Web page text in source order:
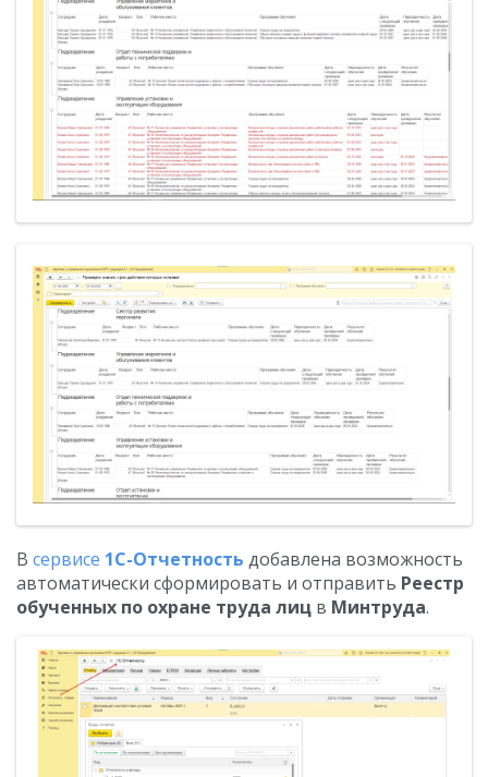
В сервисе 1С-Отчетность добавлена возможность
автоматически сформировать и отправить Реестр
обученных по охране труда лиц в Минтруда.